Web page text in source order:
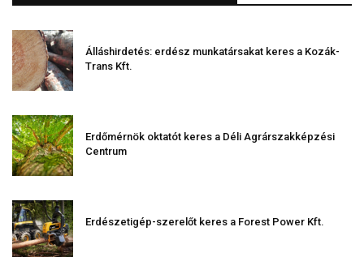
Álláshirdetés: erdész munkatársakat keres a Kozák-
Trans Kft.
Erdőmérnök oktatót keres a Déli Agrárszakképzési
Centrum
Erdészetigép-szerelőt keres a Forest Power Kft.